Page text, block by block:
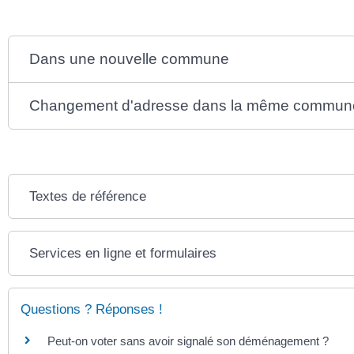
Dans une nouvelle commune
Changement d'adresse dans la même
Textes de référence
Services en ligne et formulaires
Questions ? Réponses !
Peut-on voter sans avoir signalé son déménagement ?